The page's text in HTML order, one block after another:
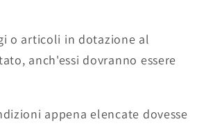
o articoli in dotazione al
anch'essi dovranno essere
appena elencate dovesse